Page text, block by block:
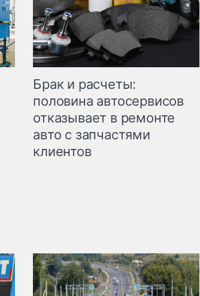
Брак и расчеты:
половина автосервисов
отказывает в ремонте
авто с запчастями
клиентов